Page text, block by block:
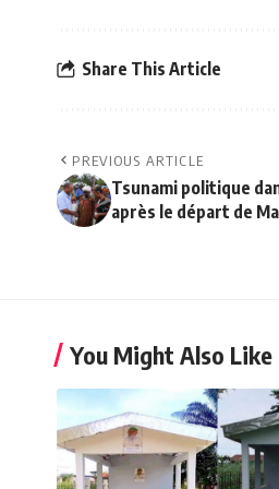
Share This Article
PREVIOUS ARTICLE
Tsunami politique
après le départ de
You Might Also Like